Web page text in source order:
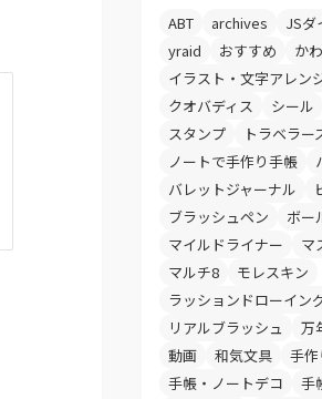
ABT archives JSダ
yraid
おすすめ
か
イラスト・文字アレン
クオバディス
シール
スタンプ
トラベラー
ノートで手作り手帳
バレットジャーナル
ブラッシュペン
ボー
マイルドライナー
マ
マルチ8
モレスキン
ラッションドローイン
リアルブラッシュ
万
動画
和気文具
手
手帳・ノートデコ
手